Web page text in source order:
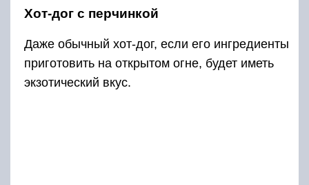
Хот-дог с перчинкой
Даже обычный хот-дог, если его ингредиенты
приготовить на открытом огне, будет иметь
экзотический вкус.